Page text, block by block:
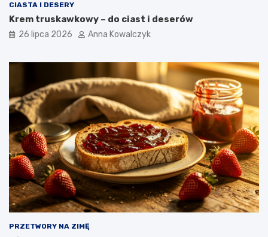
CIASTA I DESERY
Krem truskawkowy – do ciast i deserów
26 lipca 2026 Anna Kowalczyk
PRZETWORY NA ZIMĘ